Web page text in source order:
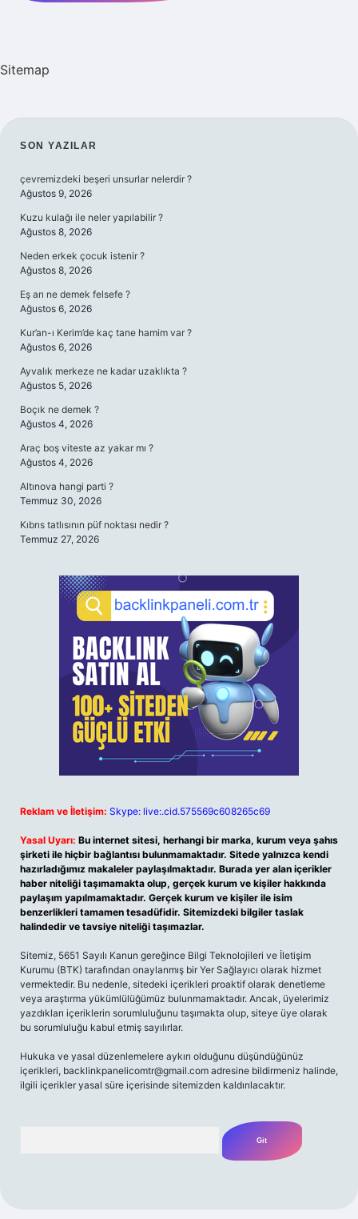
Sitemap
SIDEBAR
SON YAZILAR
çevremizdeki beşeri unsurlar nelerdir ?
Ağustos 9, 2026
Kuzu kulağı ile neler yapılabilir ?
Ağustos 8, 2026
Neden erkek çocuk istenir ?
Ağustos 8, 2026
Eş arı ne demek felsefe ?
Ağustos 6, 2026
Kur’an-ı Kerim’de kaç tane hamim var ?
Ağustos 6, 2026
Ayvalık merkeze ne kadar uzaklıkta ?
Ağustos 5, 2026
Boçık ne demek ?
Ağustos 4, 2026
Araç boş viteste az yakar mı ?
Ağustos 4, 2026
Altınova hangi parti ?
Temmuz 30, 2026
Kıbrıs tatlısının püf noktası nedir ?
Temmuz 27, 2026
Reklam ve İletişim: Skype: live:.cid.575569c608265c69
Yasal Uyarı: Bu internet sitesi, herhangi bir marka, kurum veya şahıs
şirketi ile hiçbir bağlantısı bulunmamaktadır. Sitede yalnızca kendi
hazırladığımız makaleler paylaşılmaktadır. Burada yer alan içerikler
haber niteliği taşımamakta olup, gerçek kurum ve kişiler hakkında
paylaşım yapılmamaktadır. Gerçek kurum ve kişiler ile isim
benzerlikleri tamamen tesadüfidir. Sitemizdeki bilgiler taslak
halindedir ve tavsiye niteliği taşımazlar.
Sitemiz, 5651 Sayılı Kanun gereğince Bilgi Teknolojileri ve İletişim
Kurumu (BTK) tarafından onaylanmış bir Yer Sağlayıcı olarak hizmet
vermektedir. Bu nedenle, sitedeki içerikleri proaktif olarak denetleme
veya araştırma yükümlülüğümüz bulunmamaktadır. Ancak, üyelerimiz
yazdıkları içeriklerin sorumluluğunu taşımakta olup, siteye üye olarak
bu sorumluluğu kabul etmiş sayılırlar.
Hukuka ve yasal düzenlemelere aykırı olduğunu düşündüğünüz
içerikleri, backlinkpanelicomtr@gmail.com adresine bildirmeniz halinde,
ilgili içerikler yasal süre içerisinde sitemizden kaldırılacaktır.